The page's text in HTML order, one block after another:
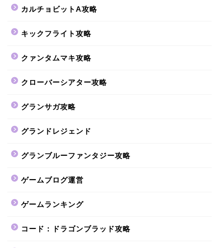
カルチョビットA攻略
キックフライト攻略
クァンタムマキ攻略
クローバーシアター攻略
グランサガ攻略
グランドレジェンド
グランブルーファンタジー攻略
ゲームブログ運営
ゲームランキング
コード：ドラゴンブラッド攻略